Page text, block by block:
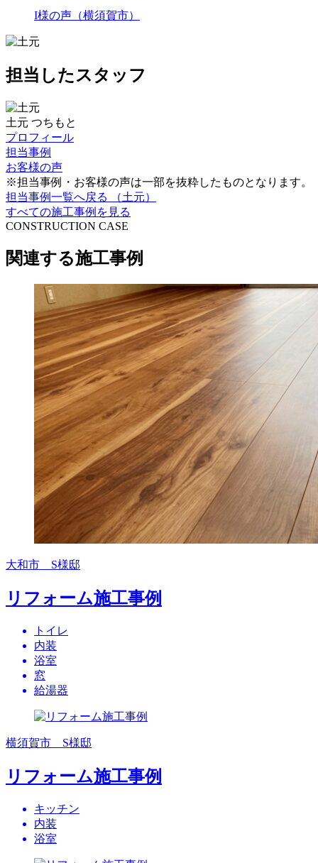
I様の声（横須賀市）
担当したスタッフ
土元 つちもと
プロフィール
担当事例
お客様の声
※担当事例・お客様の声は一部を抜粋したものとなります。
担当事例一覧へ戻る （土元）
すべての施工事例を見る
CONSTRUCTION CASE
関連する施工事例
大和市 S様邸
リフォーム施工事例
トイレ
内装
浴室
窓
給湯器
横須賀市 S様邸
リフォーム施工事例
キッチン
内装
浴室